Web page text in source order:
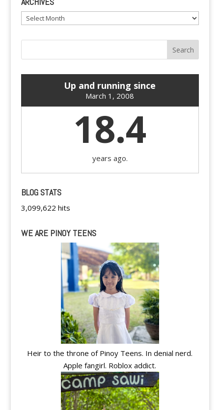
Archives
Up and running since
March 1, 2008
18.4
years ago.
BLOG STATS
3,099,622 hits
WE ARE PINOY TEENS
Heir to the throne of Pinoy Teens. In denial nerd.
Apple fangirl. Roblox addict.